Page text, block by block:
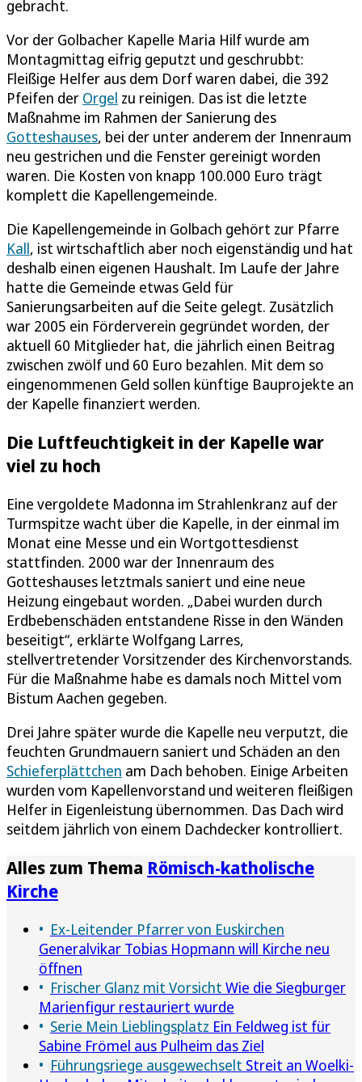
gebracht.
Vor der Golbacher Kapelle Maria Hilf wurde am
Montagmittag eifrig geputzt und geschrubbt:
Fleißige Helfer aus dem Dorf waren dabei, die 392
Pfeifen der Orgel zu reinigen. Das ist die letzte
Maßnahme im Rahmen der Sanierung des
Gotteshauses, bei der unter anderem der Innenraum
neu gestrichen und die Fenster gereinigt worden
waren. Die Kosten von knapp 100.000 Euro trägt
komplett die Kapellengemeinde.
Die Kapellengemeinde in Golbach gehört zur Pfarre
Kall, ist wirtschaftlich aber noch eigenständig und hat
deshalb einen eigenen Haushalt. Im Laufe der Jahre
hatte die Gemeinde etwas Geld für
Sanierungsarbeiten auf die Seite gelegt. Zusätzlich
war 2005 ein Förderverein gegründet worden, der
aktuell 60 Mitglieder hat, die jährlich einen Beitrag
zwischen zwölf und 60 Euro bezahlen. Mit dem so
eingenommenen Geld sollen künftige Bauprojekte an
der Kapelle finanziert werden.
Die Luftfeuchtigkeit in der Kapelle war
viel zu hoch
Eine vergoldete Madonna im Strahlenkranz auf der
Turmspitze wacht über die Kapelle, in der einmal im
Monat eine Messe und ein Wortgottesdienst
stattfinden. 2000 war der Innenraum des
Gotteshauses letztmals saniert und eine neue
Heizung eingebaut worden. „Dabei wurden durch
Erdbebenschäden entstandene Risse in den Wänden
beseitigt“, erklärte Wolfgang Larres,
stellvertretender Vorsitzender des Kirchenvorstands.
Für die Maßnahme habe es damals noch Mittel vom
Bistum Aachen gegeben.
Drei Jahre später wurde die Kapelle neu verputzt, die
feuchten Grundmauern saniert und Schäden an den
Schieferplättchen am Dach behoben. Einige Arbeiten
wurden vom Kapellenvorstand und weiteren fleißigen
Helfer in Eigenleistung übernommen. Das Dach wird
seitdem jährlich von einem Dachdecker kontrolliert.
Alles zum Thema Römisch-katholische
Kirche
Ex-Leitender Pfarrer von Euskirchen
Generalvikar Tobias Hopmann will Kirche neu
öffnen
Frischer Glanz mit Vorsicht Wie die Siegburger
Marienfigur restauriert wurde
Serie Mein Lieblingsplatz Ein Feldweg ist für
Sabine Frömel aus Pulheim das Ziel
Führungsriege ausgewechselt Streit an Woelki-